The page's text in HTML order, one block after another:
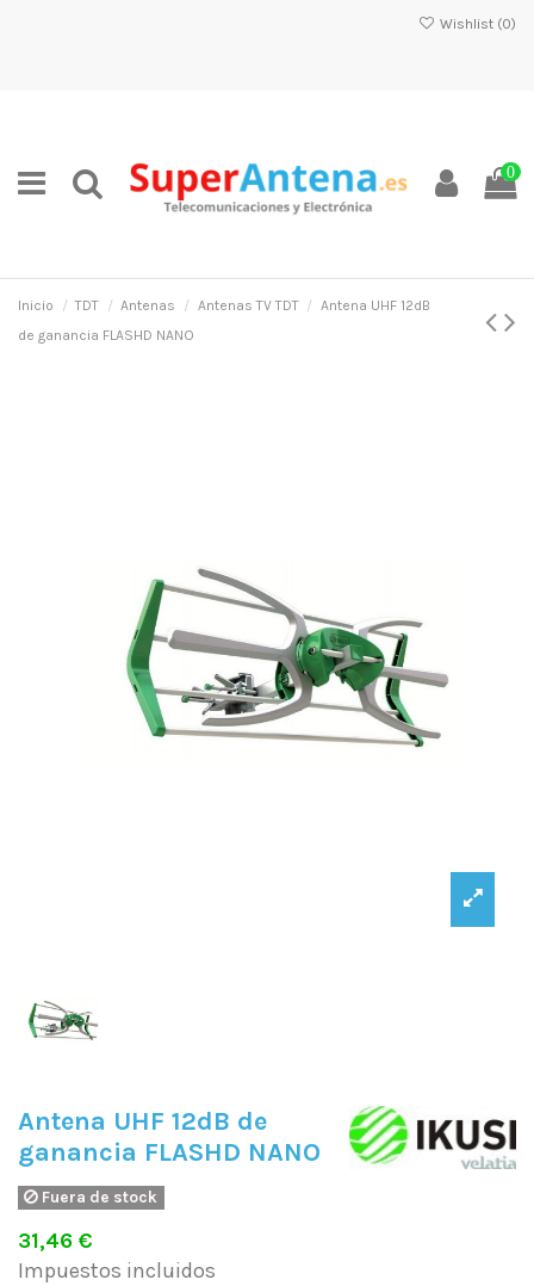
Wishlist (0)
0
Inicio TDT Antenas Antenas TV TDT
Antena UHF 12dB
de ganancia FLASHD NANO
Antena UHF 12dB de
ganancia FLASHD NANO
Fuera de stock
31,46 €
Impuestos incluidos